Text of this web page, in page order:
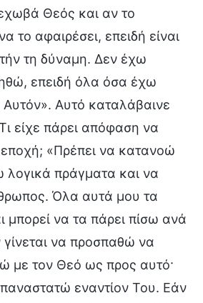
Θεός και αν το
το αφαιρέσει, επειδή είναι
τη δύναμη. Δεν έχω
επειδή όλα όσα έχω
Αυτό καταλάβαινε
είχε πάρει απόφαση να
εποχή; «Πρέπει να κατανοώ
πράγματα και να
Όλα αυτά μου τα
μπορεί να τα πάρει πίσω ανά
να προσπαθώ να
με τον Θεό ως προς αυτό·
εναντίον Του. Εάν